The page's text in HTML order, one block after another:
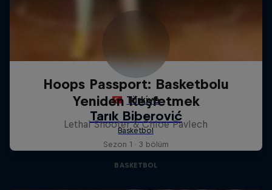
Hoops Passport: Basketbolu
Yeniden Keşfetmek
Lethal Shooter & Chloe Pavlech
Sezon 1 · 3 bölüm
BASKETBOL